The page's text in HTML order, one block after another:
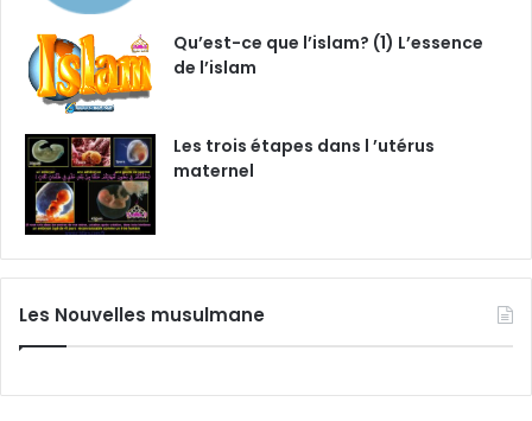
Qu’est-ce que l’islam? (1) L’essence
de l’islam
Les trois étapes dans l ’utérus
maternel
Les Nouvelles musulmane